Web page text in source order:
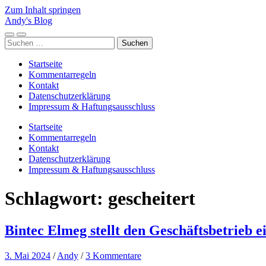
Zum Inhalt springen
Andy's Blog
Mobile-
Menü
Suchfeld
ein-/ausblenden
Suchen
nach:
Startseite
Kommentarregeln
Kontakt
Datenschutzerklärung
Impressum & Haftungsausschluss
Startseite
Kommentarregeln
Kontakt
Datenschutzerklärung
Impressum & Haftungsausschluss
Schlagwort: gescheitert
Bintec Elmeg stellt den Geschäftsbetrieb
3. Mai 2024 /Andy /3 Kommentare